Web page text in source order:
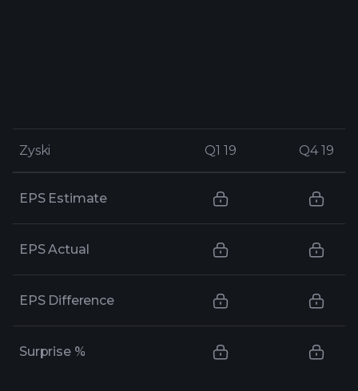
Zyski Q1 19 Q4 19
Zyski Q1 19 Q4 19
EPS Estimate
EPS Actual
EPS Difference
Surprise %